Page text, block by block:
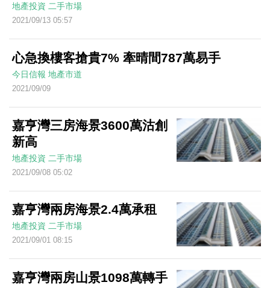
地產投資 二手市場
2021/09/13 05:57
心急換樓客搶貴7% 牽晴間787萬易手
今日信報 地產市道
2021/09/09
嘉亨灣三房海景3600萬沽創
新高
地產投資 二手市場
2021/09/08 05:02
嘉亨灣兩房海景2.4萬承租
地產投資 二手市場
2021/09/01 08:15
嘉亨灣兩房山景1098萬轉手